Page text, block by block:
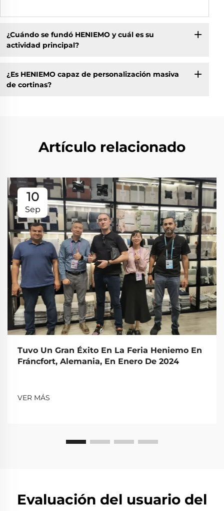
¿Cuándo se fundó HENIEMO y cuál es su
actividad principal?
¿Es HENIEMO capaz de personalización masiva
de cortinas?
Artículo relacionado
10
Sep
Tuvo Un Gran Éxito En La Feria Heniemo En
Fráncfort, Alemania, En Enero De 2024
VER MÁS
Evaluación del usuario del